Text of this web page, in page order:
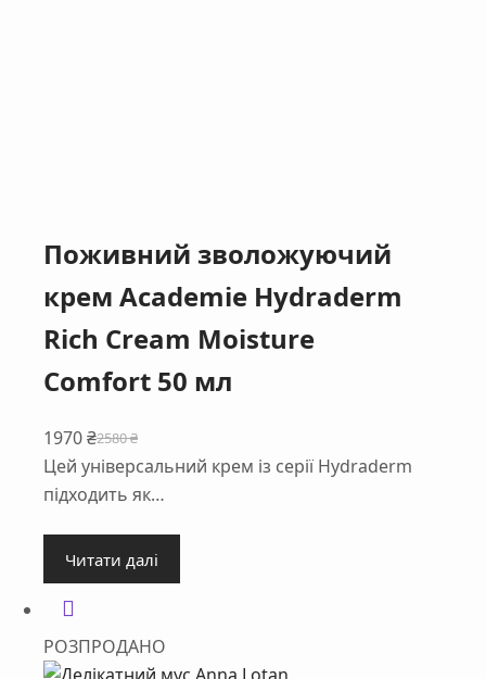
Поживний зволожуючий
крем Academie Hydraderm
Rich Cream Moisture
Comfort 50 мл
2580₴
Оригінальна
ціна:
2580 ₴.
1970₴
Поточна
ціна:
1970 ₴.
Цей універсальний крем із серії Hydraderm
підходить як…
Читати далі
РОЗПРОДАНО